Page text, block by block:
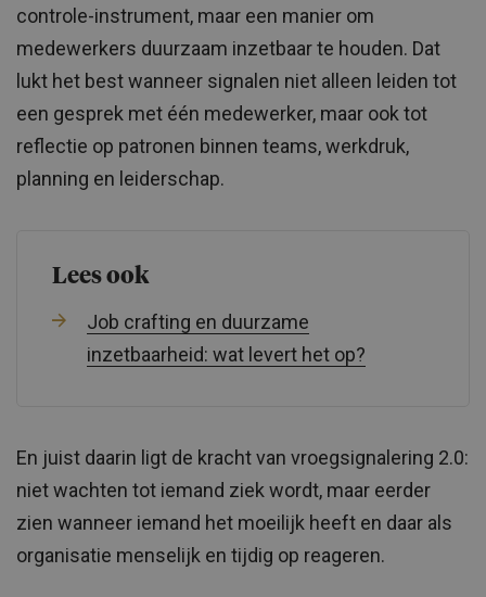
controle-instrument, maar een manier om
medewerkers duurzaam inzetbaar te houden. Dat
lukt het best wanneer signalen niet alleen leiden tot
een gesprek met één medewerker, maar ook tot
reflectie op patronen binnen teams, werkdruk,
planning en leiderschap.
Lees ook
Job crafting en duurzame
inzetbaarheid: wat levert het op?
En juist daarin ligt de kracht van vroegsignalering 2.0:
niet wachten tot iemand ziek wordt, maar eerder
zien wanneer iemand het moeilijk heeft en daar als
organisatie menselijk en tijdig op reageren.